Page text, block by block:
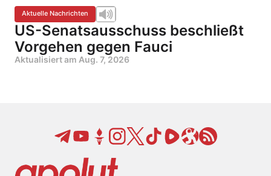
Aktuelle Nachrichten
US-Senatsausschuss beschließt
Vorgehen gegen Fauci
Aktualisiert am Aug. 7, 2026